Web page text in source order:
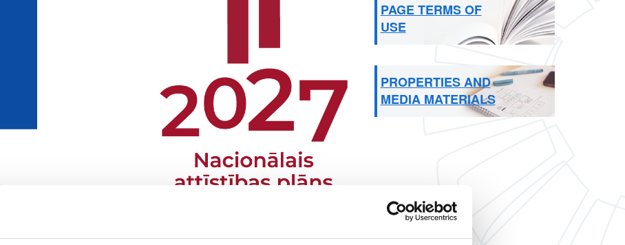
PAGE TERMS OF
USE
PROPERTIES AND
MEDIA MATERIALS